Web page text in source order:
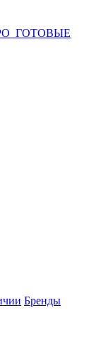
ГОТОВЫЕ
Бренды